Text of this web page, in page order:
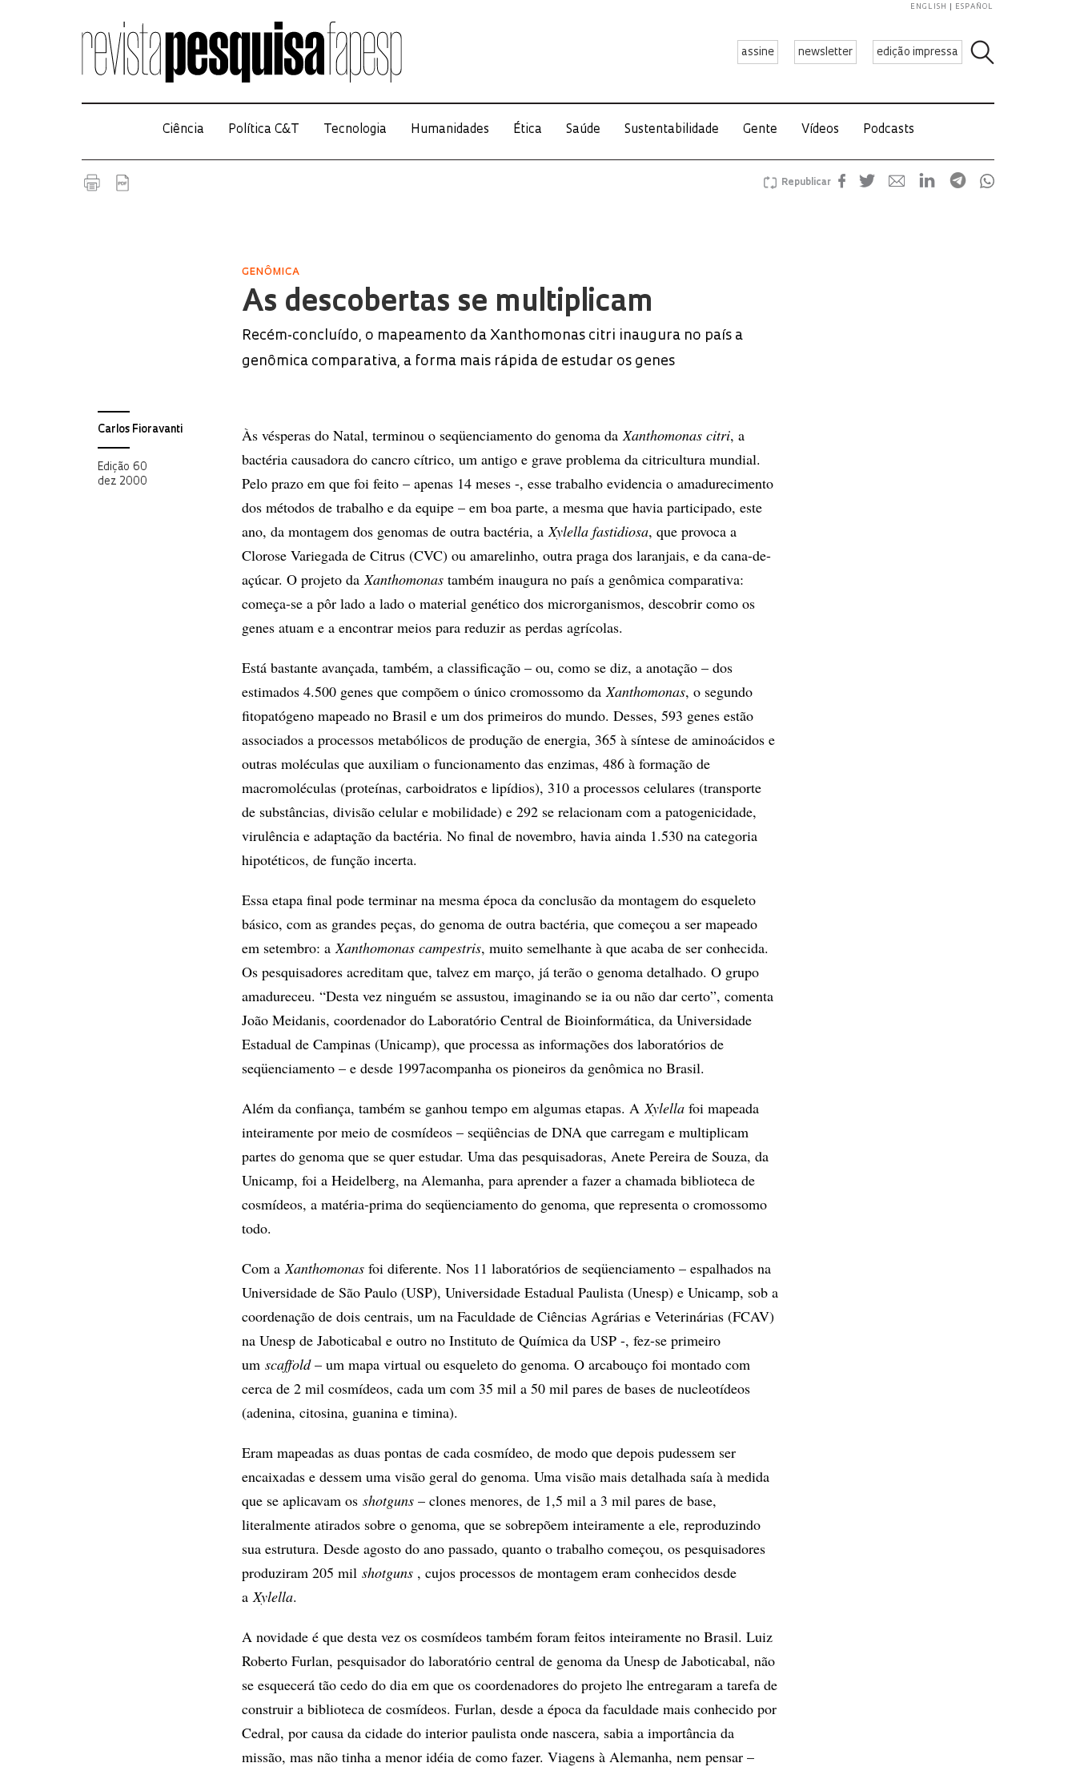
assine newsletter edição impressa
ENGLISH ESPAÑOL
Ciência Política C&T Tecnologia Humanidades Ética Saúde Sustentabilidade Gente Vídeos Podcasts
Republicar
GENÔMICA
As descobertas se multiplicam
Recém-concluído, o mapeamento da Xanthomonas citri inaugura no país a
genômica comparativa, a forma mais rápida de estudar os genes
Carlos Fioravanti
Edição 60
dez 2000
Às vésperas do Natal, terminou o seqüenciamento do genoma daXanthomonas citri, a
bactéria causadora do cancro cítrico, um antigo e grave problema da citricultura mundial.
Pelo prazo em que foi feito – apenas 14 meses -, esse trabalho evidencia o amadurecimento
dos métodos de trabalho e da equipe – em boa parte, a mesma que havia participado, este
ano, da montagem dos genomas de outra bactéria, aXylella fastidiosa, que provoca a
Clorose Variegada de Citrus (CVC) ou amarelinho, outra praga dos laranjais, e da cana-de-
açúcar. O projeto daXanthomonas também inaugura no país a genômica comparativa:
começa-se a pôr lado a lado o material genético dos microrganismos, descobrir como os
genes atuam e a encontrar meios para reduzir as perdas agrícolas.
Está bastante avançada, também, a classificação – ou, como se diz, a anotação – dos
estimados 4.500 genes que compõem o único cromossomo daXanthomonas, o segundo
fitopatógeno mapeado no Brasil e um dos primeiros do mundo. Desses, 593 genes estão
associados a processos metabólicos de produção de energia, 365 à síntese de aminoácidos e
outras moléculas que auxiliam o funcionamento das enzimas, 486 à formação de
macromoléculas (proteínas, carboidratos e lipídios), 310 a processos celulares (transporte
de substâncias, divisão celular e mobilidade) e 292 se relacionam com a patogenicidade,
virulência e adaptação da bactéria. No final de novembro, havia ainda 1.530 na categoria
hipotéticos, de função incerta.
Essa etapa final pode terminar na mesma época da conclusão da montagem do esqueleto
básico, com as grandes peças, do genoma de outra bactéria, que começou a ser mapeado
em setembro: aXanthomonas campestris, muito semelhante à que acaba de ser conhecida.
Os pesquisadores acreditam que, talvez em março, já terão o genoma detalhado. O grupo
amadureceu. “Desta vez ninguém se assustou, imaginando se ia ou não dar certo”, comenta
João Meidanis, coordenador do Laboratório Central de Bioinformática, da Universidade
Estadual de Campinas (Unicamp), que processa as informações dos laboratórios de
seqüenciamento – e desde 1997acompanha os pioneiros da genômica no Brasil.
Além da confiança, também se ganhou tempo em algumas etapas. AXylella foi mapeada
inteiramente por meio de cosmídeos – seqüências de DNA que carregam e multiplicam
partes do genoma que se quer estudar. Uma das pesquisadoras, Anete Pereira de Souza, da
Unicamp, foi a Heidelberg, na Alemanha, para aprender a fazer a chamada biblioteca de
cosmídeos, a matéria-prima do seqüenciamento do genoma, que representa o cromossomo
todo.
Com aXanthomonas foi diferente. Nos 11 laboratórios de seqüenciamento – espalhados na
Universidade de São Paulo (USP), Universidade Estadual Paulista (Unesp) e Unicamp, sob a
coordenação de dois centrais, um na Faculdade de Ciências Agrárias e Veterinárias (FCAV)
na Unesp de Jaboticabal e outro no Instituto de Química da USP -, fez-se primeiro
um scaffold– um mapa virtual ou esqueleto do genoma. O arcabouço foi montado com
cerca de 2 mil cosmídeos, cada um com 35 mil a 50 mil pares de bases de nucleotídeos
(adenina, citosina, guanina e timina).
Eram mapeadas as duas pontas de cada cosmídeo, de modo que depois pudessem ser
encaixadas e dessem uma visão geral do genoma. Uma visão mais detalhada saía à medida
que se aplicavam os shotguns – clones menores, de 1,5 mil a 3 mil pares de base,
literalmente atirados sobre o genoma, que se sobrepõem inteiramente a ele, reproduzindo
sua estrutura. Desde agosto do ano passado, quanto o trabalho começou, os pesquisadores
produziram 205 mil shotguns , cujos processos de montagem eram conhecidos desde
aXylella.
A novidade é que desta vez os cosmídeos também foram feitos inteiramente no Brasil. Luiz
Roberto Furlan, pesquisador do laboratório central de genoma da Unesp de Jaboticabal, não
se esquecerá tão cedo do dia em que os coordenadores do projeto lhe entregaram a tarefa de
construir a biblioteca de cosmídeos. Furlan, desde a época da faculdade mais conhecido por
Cedral, por causa da cidade do interior paulista onde nascera, sabia a importância da
missão, mas não tinha a menor idéia de como fazer. Viagens à Alemanha, nem pensar –